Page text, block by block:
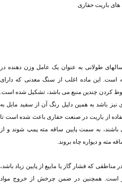
مته و دیواره چاه بروند.